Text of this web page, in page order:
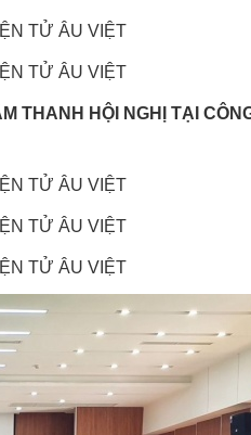
THANH HỘI NGHỊ TẠI